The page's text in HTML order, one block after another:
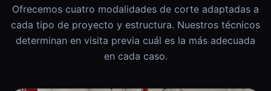
Ofrecemos cuatro modalidades de corte adaptadas a
cada tipo de proyecto y estructura. Nuestros técnicos
determinan en visita previa cuál es la más adecuada
en cada caso.